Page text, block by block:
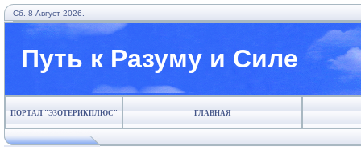
Сб. 8 Август 2026.
Путь к Разуму и Силе
ПОРТАЛ "ЭЗОТЕРИКПЛЮС" ГЛАВНАЯ